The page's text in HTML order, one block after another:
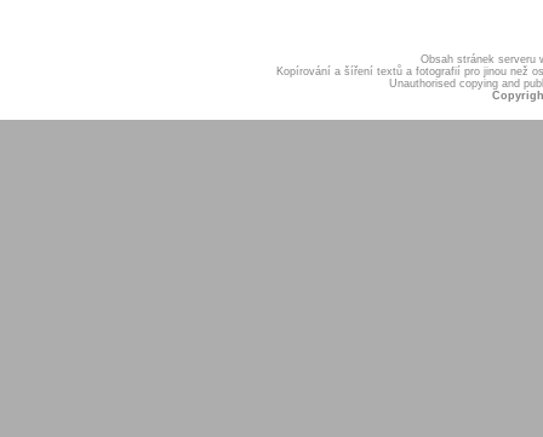
Obsah stránek serveru
Kopírování a šíření textů a fotografií pro jinou než
Unauthorised copying and